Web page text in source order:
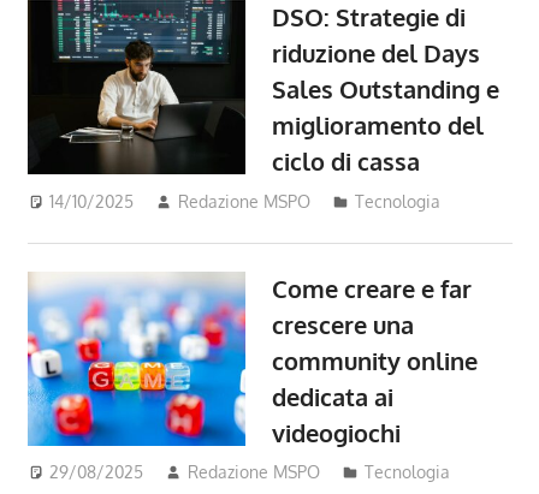
DSO: Strategie di
riduzione del Days
Sales Outstanding e
miglioramento del
ciclo di cassa
14/10/2025 Redazione MSPO Tecnologia
Come creare e far
crescere una
community online
dedicata ai
videogiochi
29/08/2025 Redazione MSPO Tecnologia